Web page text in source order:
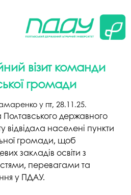
вмісту
візит команди
громади
у пт, 28.11.25.
державного
відвідала населені пункти
громади, щоб
закладів освіти з
перевагами та
у ПДАУ.